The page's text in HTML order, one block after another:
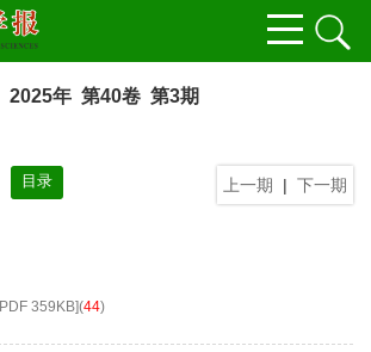
2025年 第40卷 第3期
上一期 | 下一期
目录
359KB](44)